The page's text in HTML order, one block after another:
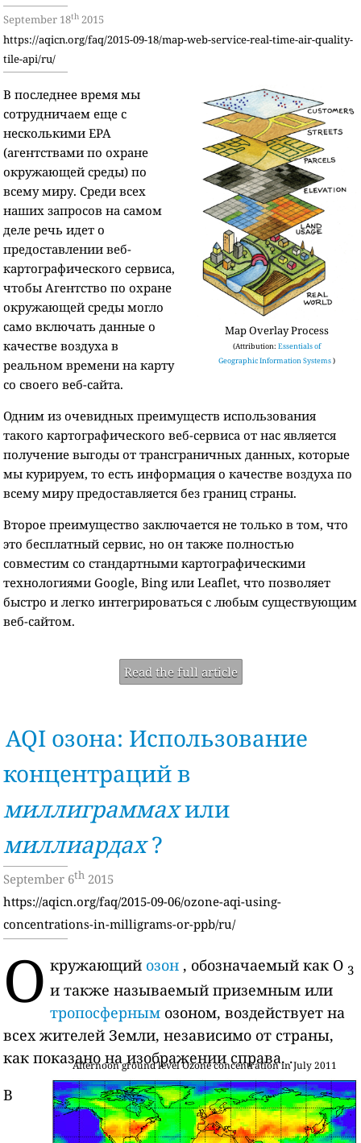
September 18th 2015
https://aqicn.org/faq/2015-09-18/map-web-service-real-time-air-quality-
tile-api/ru/
Map Overlay Process
(Attribution:Essentials of
Geographic Information Systems)
В последнее время мы
сотрудничаем еще с
несколькими EPA
(агентствами по охране
окружающей среды) по
всему миру. Среди всех
наших запросов на самом
деле речь идет о
предоставлении веб-
картографического сервиса,
чтобы Агентство по охране
окружающей среды могло
само включать данные о
качестве воздуха в
реальном времени на карту
со своего веб-сайта.
Одним из очевидных преимуществ использования
такого картографического веб-сервиса от нас является
получение выгоды от трансграничных данных, которые
мы курируем, то есть информация о качестве воздуха по
всему миру предоставляется без границ страны.
Второе преимущество заключается не только в том, что
это бесплатный сервис, но он также полностью
совместим со стандартными картографическими
технологиями Google, Bing или Leaflet, что позволяет
быстро и легко интегрироваться с любым существующим
веб-сайтом.
Read the full article
AQI озона: Использование
концентраций в
миллиграммахили
миллиардах?
September 6th 2015
https://aqicn.org/faq/2015-09-06/ozone-aqi-using-
concentrations-in-milligrams-or-ppb/ru/
О кружающий озон, обозначаемый как O 3
и также называемый приземным или
тропосфернымозоном, воздействует на
всех жителей Земли, независимо от страны,
как показано на изображении справа. .
Afternoon ground level Ozone concentration in July 2011
В